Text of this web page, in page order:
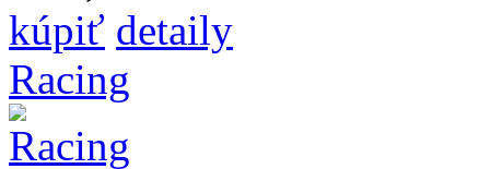
kúpiť detaily
Racing